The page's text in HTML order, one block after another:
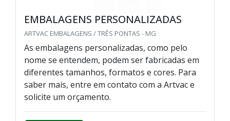
EMBALAGENS PERSONALIZADAS
ARTVAC EMBALAGENS / TRÊS PONTAS - MG
As embalagens personalizadas, como pelo
nome se entendem, podem ser fabricadas em
diferentes tamanhos, formatos e cores. Para
saber mais, entre em contato com a Artvac e
solicite um orçamento.